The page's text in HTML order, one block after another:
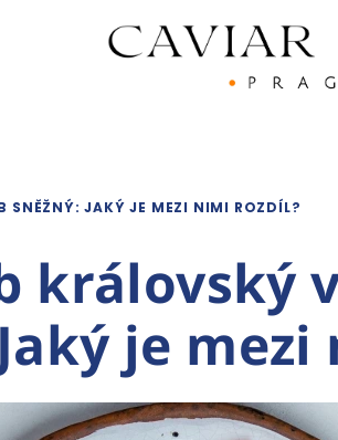
SNĚŽNÝ: JAKÝ JE MEZI NIMI ROZDÍL?
královský
Jaký je